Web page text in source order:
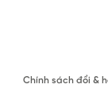
Chính sách đổi &